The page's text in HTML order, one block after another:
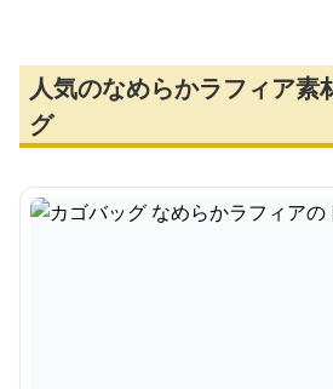
人気のなめらかラフィア素
グ